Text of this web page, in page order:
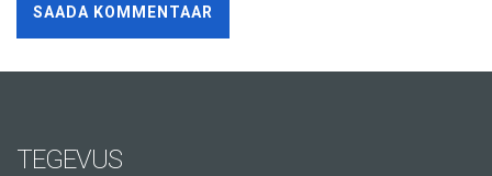
TEGEVUS